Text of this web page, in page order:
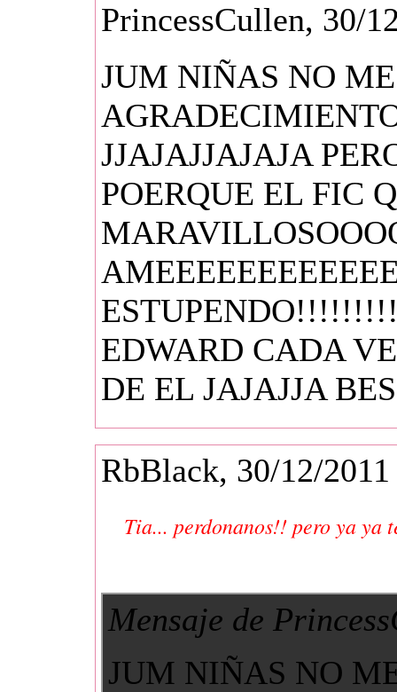
PrincessCullen, 30/
JUM NIÑAS NO
JJAJAJJAJAJA
POERQUE EL FIC
EDWARD CADA
DE EL JAJAJJA
RbBlack, 30/12/
Tia... perdonanos!! pero ya ya
Mensaje de
JUM NIÑAS NO